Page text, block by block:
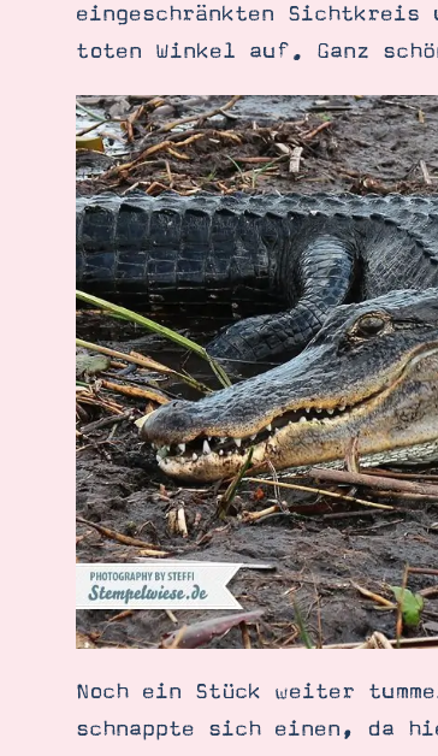
eingeschränkten
toten Winkel auf. Ganz
Noch ein Stück weiter
schnappte sich einen, da